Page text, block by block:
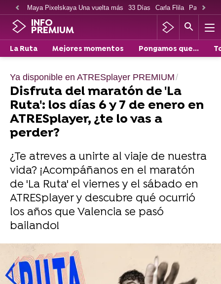
Maya Pixelskaya Una vuelta más 33 Días Carla Flila Paco
INFO
PREMIUM
La Ruta Mejores momentos Pongamos que...
Ya disponible en ATRESplayer PREMIUM
Disfruta del maratón de 'La
Ruta': los días 6 y 7 de enero en
ATRESplayer, ¿te lo vas a
perder?
¿Te atreves a unirte al viaje de nuestra
vida? ¡Acompáñanos en el maratón
de 'La Ruta' el viernes y el sábado en
ATRESplayer y descubre qué ocurrió
los años que Valencia se pasó
bailando!